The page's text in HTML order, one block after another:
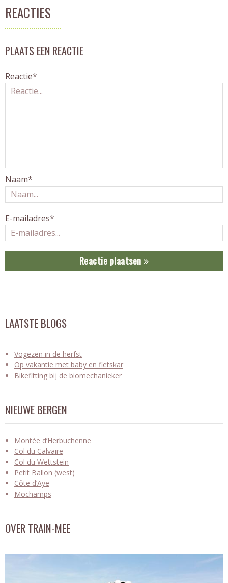
REACTIES
PLAATS EEN REACTIE
Reactie*
Naam*
E-mailadres*
Reactie plaatsen
LAATSTE BLOGS
Vogezen in de herfst
Op vakantie met baby en fietskar
Bikefitting bij de biomechanieker
NIEUWE BERGEN
Montée d’Herbuchenne
Col du Calvaire
Col du Wettstein
Petit Ballon (west)
Côte d’Aye
Mochamps
OVER TRAIN-MEE